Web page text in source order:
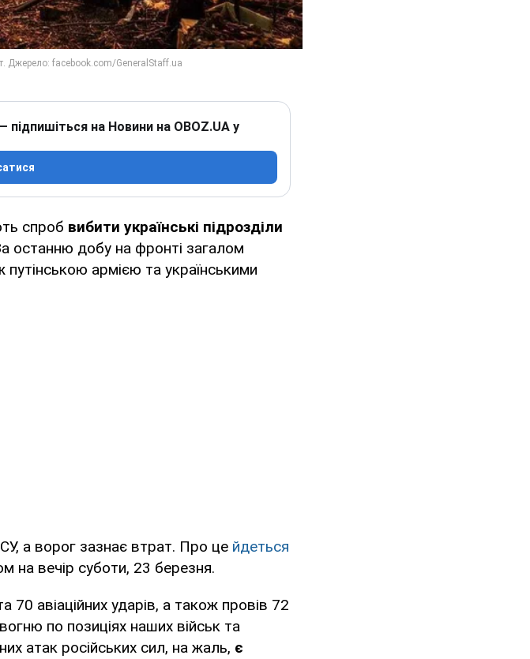
на Новини на OBOZ.UA у
спроб вибити українські підрозділи
останню добу на фронті загалом
армією та українськими
а ворог зазнає втрат. Про це йдеться
на вечір суботи, 23 березня.
70 авіаційних ударів, а також провів 72
по позиціях наших військ та
атак російських сил, на жаль, є